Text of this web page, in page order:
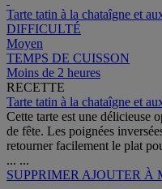
Tarte tatin à la chataîgne et
DIFFICULTÉ
Moyen
TEMPS DE CUISSON
Moins de 2 heures
RECETTE
Tarte tatin à la chataîgne et
Cette tarte est une délicieuse
de fête. Les poignées
retourner facilement le plat
... ...
SUPPRIMER AJOUTER À